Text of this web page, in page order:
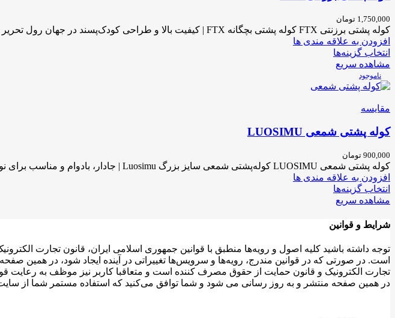
1,750,000 تومان
کوله پشتی برزنتی FTX کوله پشتی بچگانه FTX | کیفیت بالا و طراحی کودک‌پسند در جهان رول تحریر در فروشگاه
افزودن به علاقه مندی ها
انتخاب گزینه‌ها
مشاهده سریع
ناموجود
مقایسه
کوله پشتی شمعی LUOSIMU
900,000 تومان
کوله پشتی شمعی LUOSIMU کوله‌پشتی شمعی سایز بزرگ Luosimu | جادار، بادوام و مناسب برای نوجوانان اگر به‌دنبال یک کوله‌پشتی
افزودن به علاقه مندی ها
انتخاب گزینه‌ها
مشاهده سریع
شرایط و قوانین
توجه داشته باشید کلیه اصول و رویه‏‌ها منطبق با قوانین جمهوری اسلامی ایران، قانون تجارت
است. در صورتی که در قوانین مندرج، رویه‏‌ها و سرویس‏‌ها تغییراتی در آینده ایجاد شود، در همین
تجارت الکترونیک و قانون حمایت از حقوق مصرف کننده است و متعاقبا کاربر نیز موظف به رعایت
در همین صفحه منتشر و به روز رسانی می شود و شما توافق می‏‌کنید که استفاده مستمر شما از